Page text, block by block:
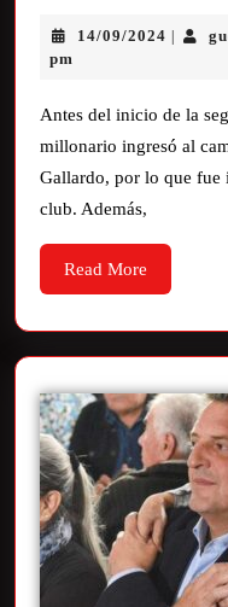
14/09/2024
pm
Antes del inicio de la
millonario ingresó al
Gallardo, por lo que fue
club. Además,
Read More